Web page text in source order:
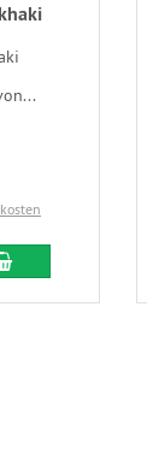
In den Warenkorb